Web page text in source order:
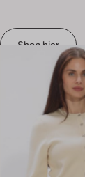
Shop hier